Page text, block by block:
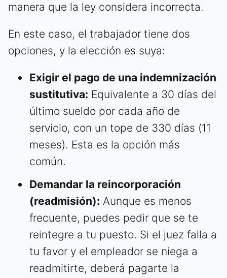
manera que la ley considera incorrecta.
En este caso, el trabajador tiene dos
opciones, y la elección es suya:
Exigir el pago de una indemnización
sustitutiva: Equivalente a 30 días del
último sueldo por cada año de
servicio, con un tope de 330 días (11
meses). Esta es la opción más
común.
Demandar la reincorporación
(readmisión): Aunque es menos
frecuente, puedes pedir que se te
reintegre a tu puesto. Si el juez falla a
tu favor y el empleador se niega a
readmitirte, deberá pagarte la